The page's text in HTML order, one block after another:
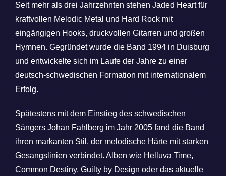
Seit mehr als drei Jahrzehnten stehen Jaded Heart für
kraftvollen Melodic Metal und Hard Rock mit
eingängigen Hooks, druckvollen Gitarren und großen
Hymnen. Gegründet wurde die Band 1994 in Duisburg
und entwickelte sich im Laufe der Jahre zu einer
deutsch-schwedischen Formation mit internationalem
Erfolg.
Spätestens mit dem Einstieg des schwedischen
Sängers Johan Fahlberg im Jahr 2005 fand die Band
ihren markanten Stil, der melodische Härte mit starken
Gesangslinien verbindet. Alben wie Helluva Time,
Common Destiny, Guilty by Design oder das aktuelle